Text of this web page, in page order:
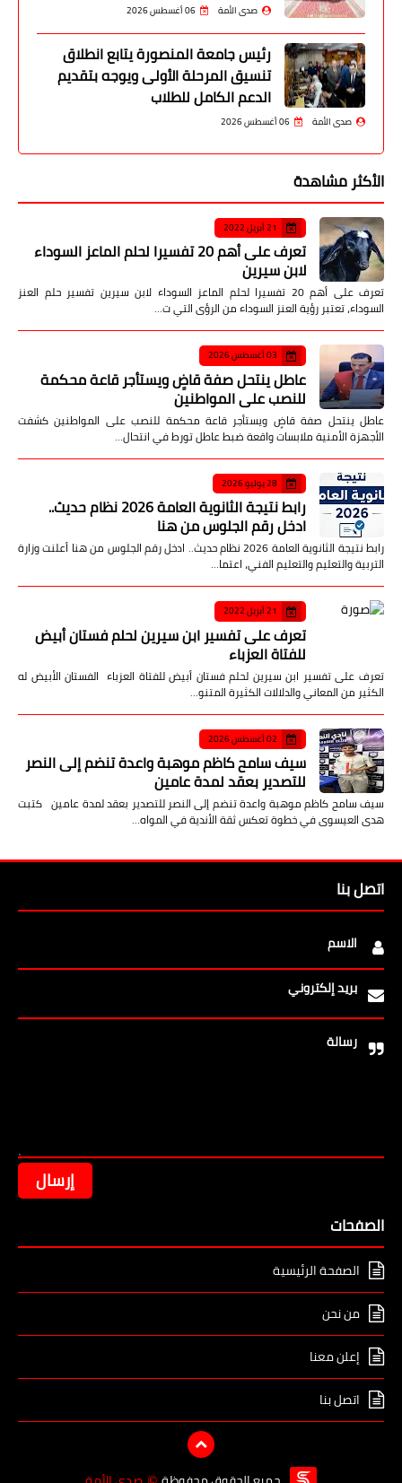
صدى الأمة 06 أغسطس 2026
رئيس جامعة المنصورة يتابع انطلاق
تنسيق المرحلة الأولى ويوجه بتقديم
الدعم الكامل للطلاب
صدى الأمة 06 أغسطس 2026
الأكثر مشاهدة
21 أبريل 2022
تعرف على أهم 20 تفسيرا لحلم الماعز السوداء
لابن سيرين
تعرف على أهم 20 تفسيرا لحلم الماعز السوداء لابن سيرين تفسير حلم العنز
السوداء، تعتبر رؤية العنز السوداء من الرؤى التي ت…
03 أغسطس 2026
عاطل ينتحل صفة قاضٍ ويستأجر قاعة محكمة
للنصب على المواطنين
عاطل ينتحل صفة قاضٍ ويستأجر قاعة محكمة للنصب على المواطنين كشفت
الأجهزة الأمنية ملابسات واقعة ضبط عاطل تورط في انتحال…
28 يوليو 2026
رابط نتيجة الثانوية العامة 2026 نظام حديث..
ادخل رقم الجلوس من هنا
رابط نتيجة الثانوية العامة 2026 نظام حديث.. ادخل رقم الجلوس من هنا أعلنت وزارة
التربية والتعليم والتعليم الفني، اعتما…
21 أبريل 2022
تعرف على تفسير ابن سيرين لحلم فستان أبيض
للفتاة العزباء
تعرف على تفسير ابن سيرين لحلم فستان أبيض للفتاة العزباء الفستان الأبيض له
الكثير من المعاني والدلالات الكثيرة المتنو…
02 أغسطس 2026
سيف سامح كاظم موهبة واعدة تنضم إلى النصر
للتصدير بعقد لمدة عامين
سيف سامح كاظم موهبة واعدة تنضم إلى النصر للتصدير بعقد لمدة عامين كتبت
هدى العيسوى في خطوة تعكس ثقة الأندية في المواه…
اتصل بنا
الاسم
بريد إلكتروني
رسالة
الصفحات
الصفحة الرئيسية
من نحن
إعلن معنا
اتصل بنا
©